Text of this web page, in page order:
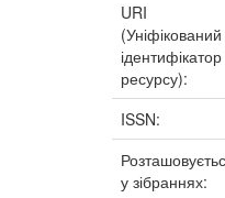
URI
(Уніфікований
ідентифікатор
ресурсу):
ISSN:
у зібраннях: